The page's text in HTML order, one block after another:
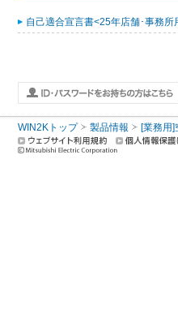
自己適合宣言書<25年店舗･事務所
WIN2Kトップ 製品情報 [業務用]